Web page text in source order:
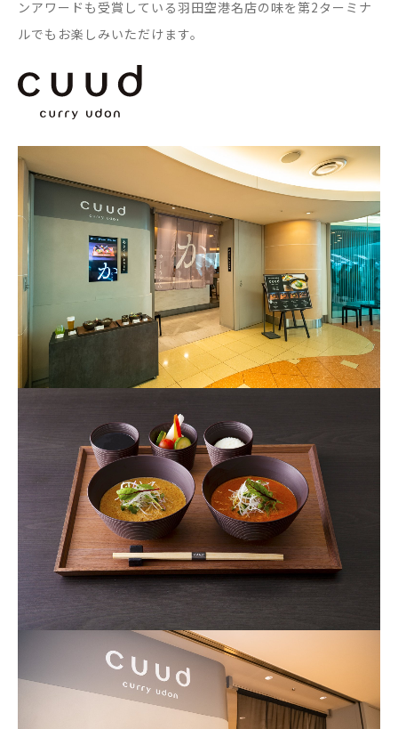
ンアワードも受賞している羽田空港名店の味を第2ターミナ
ルでもお楽しみいただけます。